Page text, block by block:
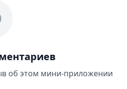
об этом мини-приложении